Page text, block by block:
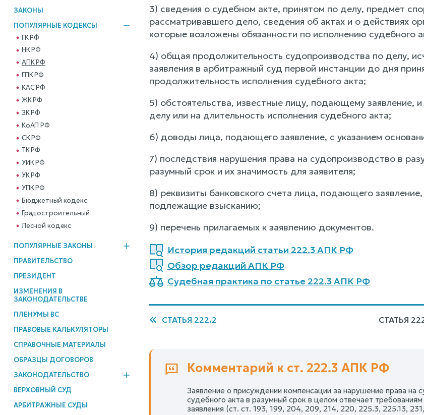
ЗАКОНЫ
ПОПУЛЯРНЫЕ КОДЕКСЫ
ГК РФ
НК РФ
АПК РФ
ГПК РФ
КАС РФ
ЖК РФ
ЗК РФ
КоАП РФ
СК РФ
ТК РФ
УИК РФ
УК РФ
УПК РФ
Бюджетный кодекс
Градостроительный
Лесной кодекс
ПОПУЛЯРНЫЕ ЗАКОНЫ
ПРАВИТЕЛЬСТВО
ПРЕЗИДЕНТ
ИЗМЕНЕНИЯ В
ЗАКОНОДАТЕЛЬСТВЕ
ПЛЕНУМЫ ВС
ПРАВОВЫЕ КАЛЬКУЛЯТОРЫ
СПРАВОЧНЫЕ МАТЕРИАЛЫ
ОБРАЗЦЫ ДОГОВОРОВ
ЗАКОНОДАТЕЛЬСТВО
ВЕРХОВНЫЙ СУД
АРБИТРАЖНЫЕ СУДЫ
3) сведения о судебном акте, принятом по делу, предмет
рассматривавшего дело, сведения об актах и о действиях
которые возложены обязанности по исполнению судебного
4) общая продолжительность судопроизводства по делу,
заявления в арбитражный суд первой инстанции до дня
продолжительность исполнения судебного акта;
5) обстоятельства, известные лицу, подающему заявление,
делу или на длительность исполнения судебного акта;
6) доводы лица, подающего заявление, с указанием
7) последствия нарушения права на судопроизводство в
разумный срок и их значимость для заявителя;
8) реквизиты банковского счета лица, подающего
подлежащие взысканию;
9) перечень прилагаемых к заявлению документов.
История редакций статьи 222.3 АПК РФ
Обзор редакций АПК РФ
Судебная практика по статье 222.3 АПК РФ
СТАТЬЯ 222.2 СТАТЬЯ
Комментарий к ст. 222.3 АПК РФ
Заявление о присуждении компенсации за нарушение права на
судебного акта в разумный срок в целом отвечает
заявления (ст. ст. 193, 199, 204, 209, 214, 220, 225.3, 225.13,